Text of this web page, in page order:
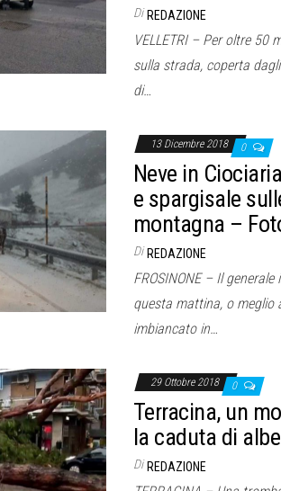
Di REDAZIONE
VELLETRI – Per oltre
sulla strada, coperta
di…
13 Dicembre 2018 0
Neve in
e spargisale
montagna –
Di REDAZIONE
FROSINONE – Il
questa mattina, o meglio
imbiancato in…
29 Ottobre 2018 0
Terracina, un
la caduta di
Di REDAZIONE